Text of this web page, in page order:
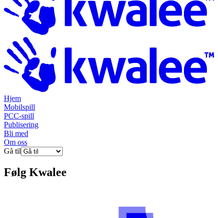
Hjem
Mobilspill
PCC-spill
Publisering
Bli med
Om oss
Gå til
Følg Kwalee